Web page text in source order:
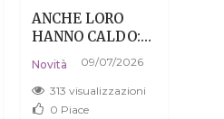
ANCHE LORO
HANNO CALDO:
COME AIUTARE
IL TUO CANE A
SOPRAVVIVERE
ALL'ESTATE
Novità 09/07/2026
313 visualizzazioni
0 Piace